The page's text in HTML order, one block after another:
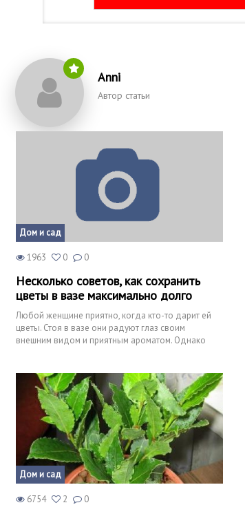
Anni
Автор статьи
Дом и сад
1963 0 0
Несколько советов, как сохранить
цветы в вазе максимально долго
Любой женщине приятно, когда кто-то дарит ей
цветы. Стоя в вазе они радуют глаз своим
внешним видом и приятным ароматом. Однако
Дом и сад
6754 2 0